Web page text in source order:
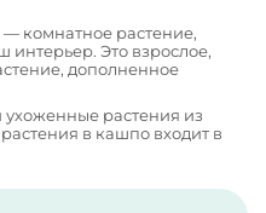
— комнатное растение,
интерьер. Это взрослое,
дополненное
растения из
в кашпо входит в